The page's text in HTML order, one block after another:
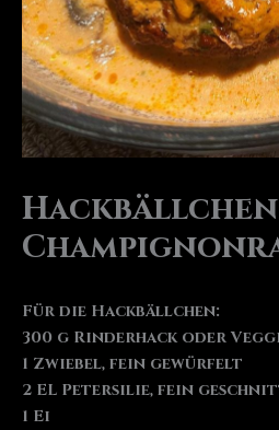
Für die Hackbällchen:
300 g Rinderhack oder
1 Zwiebel, fein gewürfelt
2 EL Petersilie, fein
1 Ei